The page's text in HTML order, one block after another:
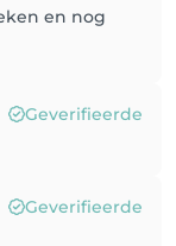
en nog
Geverifieerde
Geverifieerde